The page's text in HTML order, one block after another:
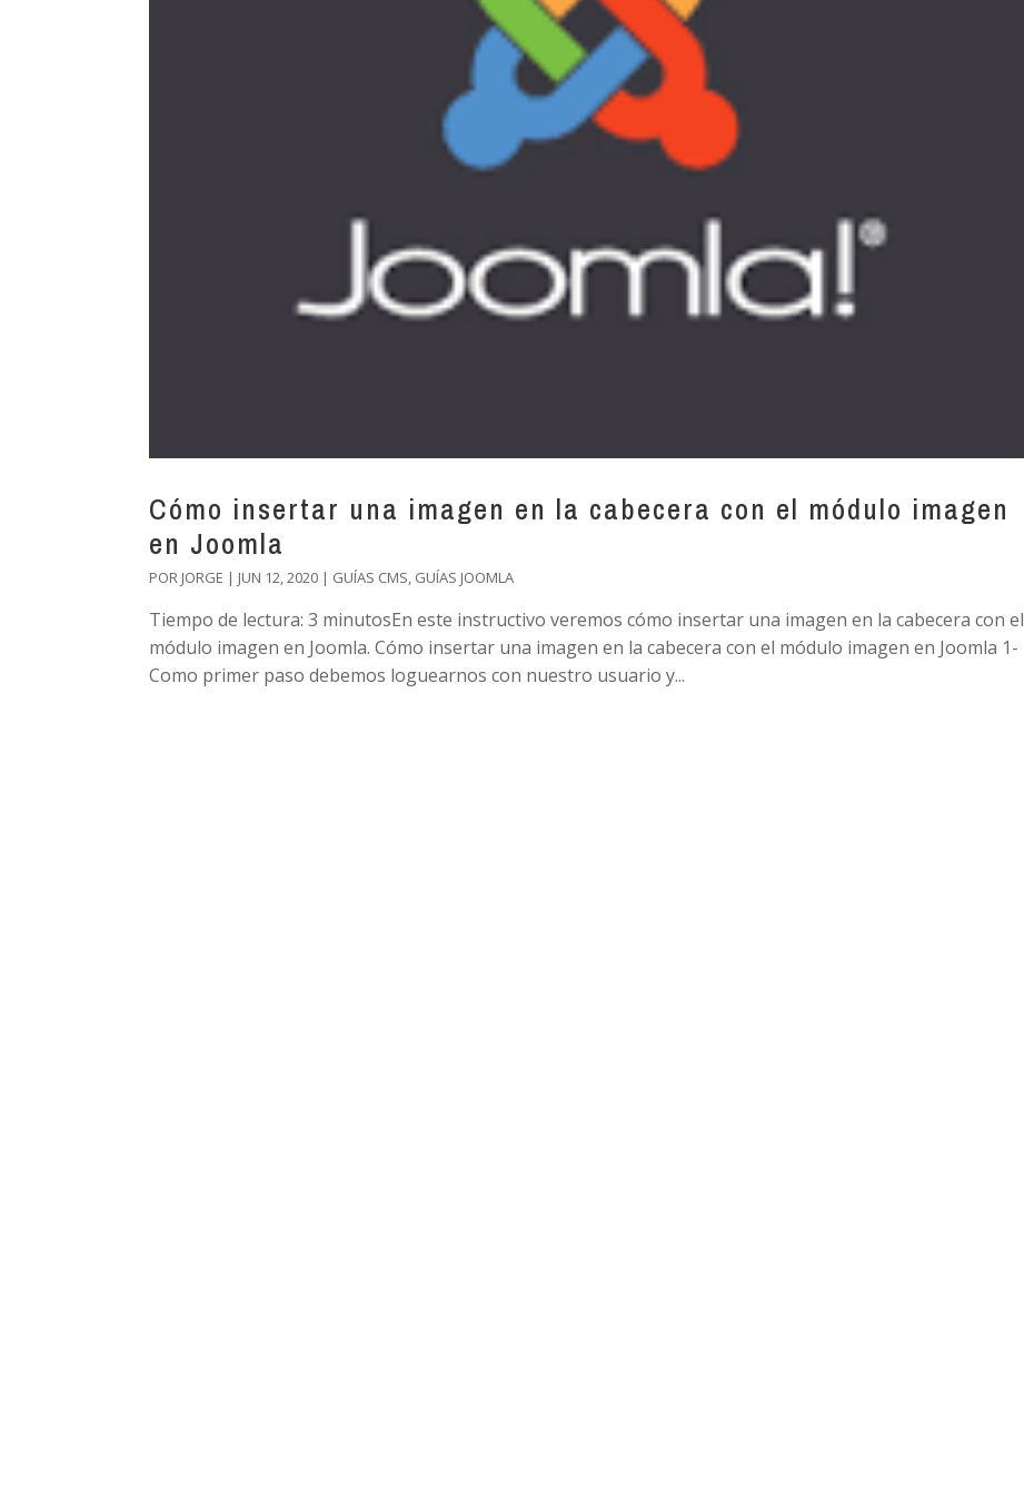
Cómo insertar una imagen en la cabecera con el módulo imagen
en Joomla
POR JORGE | JUN 12, 2020 | GUÍAS CMS, GUÍAS JOOMLA
Tiempo de lectura: 3 minutosEn este instructivo veremos cómo insertar una imagen en la cabecera con el
módulo imagen en Joomla. Cómo insertar una imagen en la cabecera con el módulo imagen en Joomla 1-
Como primer paso debemos loguearnos con nuestro usuario y...